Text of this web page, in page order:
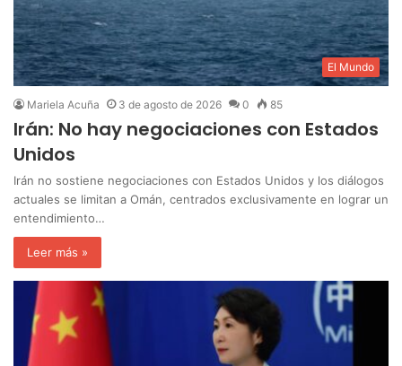
El Mundo
Mariela Acuña 3 de agosto de 2026 0 85
Irán: No hay negociaciones con Estados
Unidos
Irán no sostiene negociaciones con Estados Unidos y los diálogos
actuales se limitan a Omán, centrados exclusivamente en lograr un
entendimiento…
Leer más »